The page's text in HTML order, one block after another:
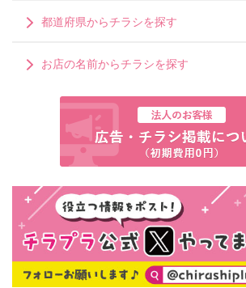
都道府県からチラシを探す
お店の名前からチラシを探す